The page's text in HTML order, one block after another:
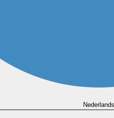
Nederlands